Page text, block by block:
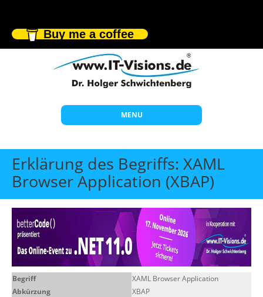
Buy me a coffee
MENU
Start
Themen
Beratung
Individuelle Schulungen
Offene Seminare
Wissen
Erklärung des Begriffs: XAML
Browser Application (XBAP)
Begriff
XAML Browser Application
Abkürzung
XBAP